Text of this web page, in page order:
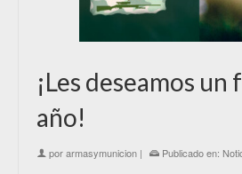
¡Les deseamos un
año!
porarmasymunicion | Publicado en: